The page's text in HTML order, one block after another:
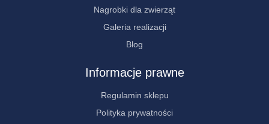
Nagrobki dla zwierząt
Galeria realizacji
Blog
Informacje prawne
Regulamin sklepu
Polityka prywatności